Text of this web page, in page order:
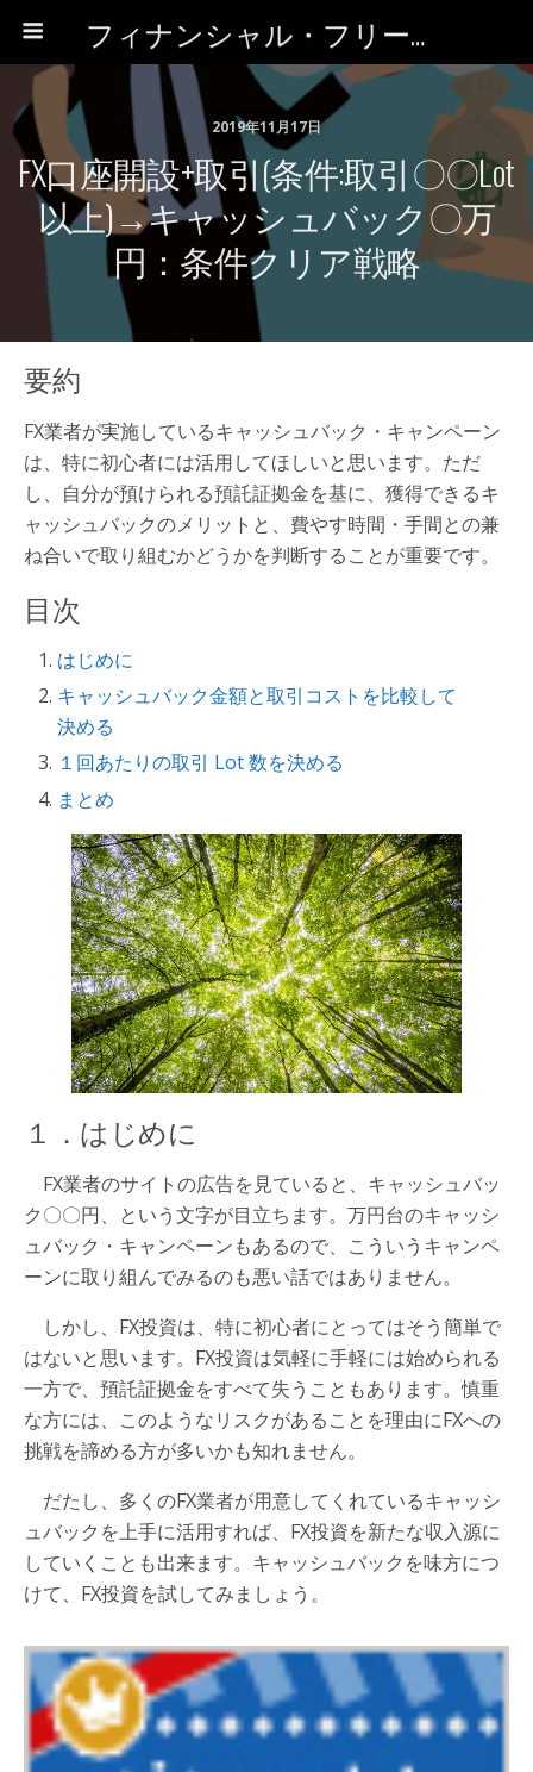
フィナンシャル・フリーを目指そう
2019年11月17日
FX口座開設+取引(条件:取引〇〇Lot
以上)→キャッシュバック〇万
円：条件クリア戦略
要約
FX業者が実施しているキャッシュバック・キャンペーン
は、特に初心者には活用してほしいと思います。ただ
し、自分が預けられる預託証拠金を基に、獲得できるキ
ャッシュバックのメリットと、費やす時間・手間との兼
ね合いで取り組むかどうかを判断することが重要です。
目次
はじめに
キャッシュバック金額と取引コストを比較して
決める
１回あたりの取引 Lot 数を決める
まとめ
１．はじめに
FX業者のサイトの広告を見ていると、キャッシュバッ
ク〇〇円、という文字が目立ちます。万円台のキャッシ
ュバック・キャンペーンもあるので、こういうキャンペ
ーンに取り組んでみるのも悪い話ではありません。
しかし、FX投資は、特に初心者にとってはそう簡単で
はないと思います。FX投資は気軽に手軽には始められる
一方で、預託証拠金をすべて失うこともあります。慎重
な方には、このようなリスクがあることを理由にFXへの
挑戦を諦める方が多いかも知れません。
だたし、多くのFX業者が用意してくれているキャッシ
ュバックを上手に活用すれば、FX投資を新たな収入源に
していくことも出来ます。キャッシュバックを味方につ
けて、FX投資を試してみましょう。